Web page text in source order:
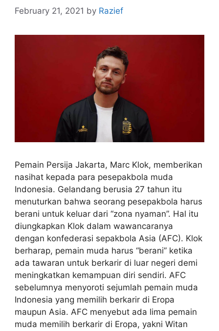
February 21, 2021 by Razief
Pemain Persija Jakarta, Marc Klok, memberikan
nasihat kepada para pesepakbola muda
Indonesia. Gelandang berusia 27 tahun itu
menuturkan bahwa seorang pesepakbola harus
berani untuk keluar dari “zona nyaman”. Hal itu
diungkapkan Klok dalam wawancaranya
dengan konfederasi sepakbola Asia (AFC). Klok
berharap, pemain muda harus “berani” ketika
ada tawaran untuk berkarir di luar negeri demi
meningkatkan kemampuan diri sendiri. AFC
sebelumnya menyoroti sejumlah pemain muda
Indonesia yang memilih berkarir di Eropa
maupun Asia. AFC menyebut ada lima pemain
muda memilih berkarir di Eropa, yakni Witan